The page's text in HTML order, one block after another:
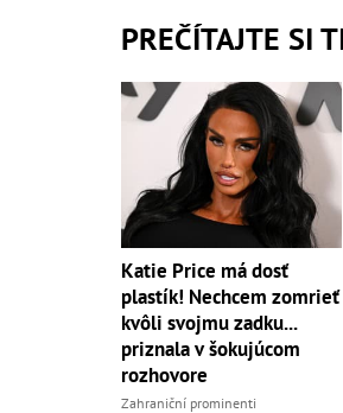
PREČÍTAJTE SI
Katie Price má dosť
plastík! Nechcem zomrieť
kvôli svojmu zadku...
priznala v šokujúcom
rozhovore
Zahraniční prominenti